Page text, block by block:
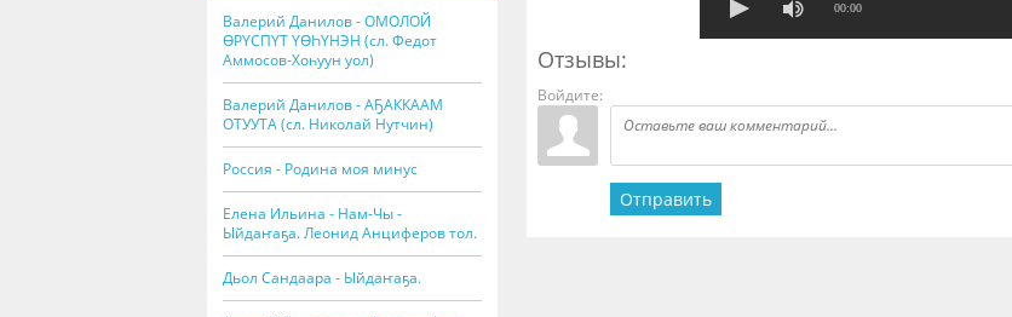
00:00
Отзывы:
Войдите:
Отправить
Валерий Данилов - ОМОЛОЙ
ӨРҮСПҮТ ҮӨҺҮНЭН (сл. Федот
Аммосов-Хоһуун уол)
Валерий Данилов - АҔАККААМ
ОТУУТА (сл. Николай Нутчин)
Россия - Родина моя минус
Елена Ильина - Нам-Чы -
Ыйдаҥаҕа. Леонид Анциферов тол.
Дьол Сандаара - Ыйдаҥаҕа.